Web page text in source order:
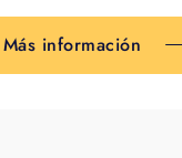
Más información